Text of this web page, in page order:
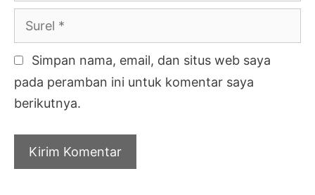
Surel
Simpan nama, email, dan situs web saya
pada peramban ini untuk komentar saya
berikutnya.